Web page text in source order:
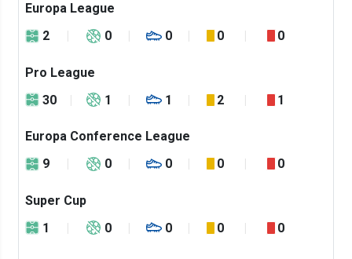
Europa League
2
0 0 0 0
Pro League
30
1 1 2 1
Europa Conference League
9
0 0 0 0
Super Cup
1
0 0 0 0